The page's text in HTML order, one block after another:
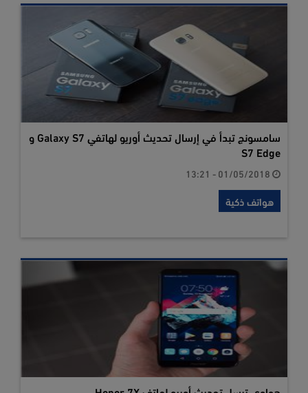
سامسونج تبدأ في إرسال تحديث أوريو لهاتفي Galaxy S7 و
S7 Edge
هواتف ذكية